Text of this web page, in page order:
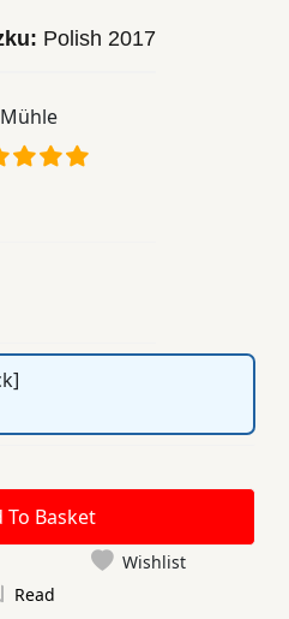
Polish 2017
To Basket
Wishlist
Read